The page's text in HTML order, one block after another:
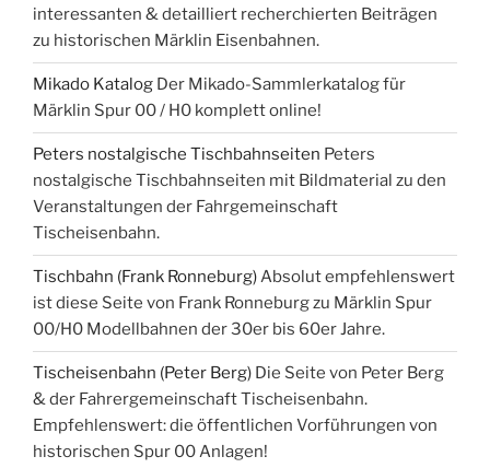
interessanten & detailliert recherchierten Beiträgen
zu historischen Märklin Eisenbahnen.
Mikado Katalog Der Mikado-Sammlerkatalog für
Märklin Spur 00 / H0 komplett online!
Peters nostalgische Tischbahnseiten Peters
nostalgische Tischbahnseiten mit Bildmaterial zu den
Veranstaltungen der Fahrgemeinschaft
Tischeisenbahn.
Tischbahn (Frank Ronneburg)Absolut empfehlenswert
ist diese Seite von Frank Ronneburg zu Märklin Spur
00/H0 Modellbahnen der 30er bis 60er Jahre.
Tischeisenbahn (Peter Berg) Die Seite von Peter Berg
& der Fahrergemeinschaft Tischeisenbahn.
Empfehlenswert: die öffentlichen Vorführungen von
historischen Spur 00 Anlagen!